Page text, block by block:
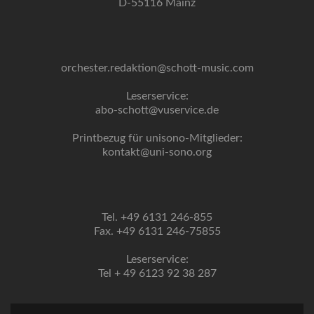
D-55116 Mainz
orchester.redaktion@schott-music.com
Leserservice:
abo-schott@vuservice.de
Printbezug für unisono-Mitglieder:
kontakt@uni-sono.org
Tel. +49 6131 246-855
Fax. +49 6131 246-75855
Leserservice:
Tel + 49 6123 92 38 287